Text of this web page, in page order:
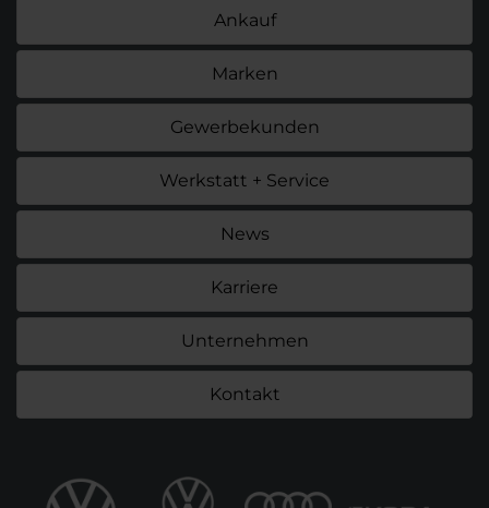
Ankauf
Marken
Gewerbekunden
Werkstatt + Service
News
Karriere
Unternehmen
Kontakt